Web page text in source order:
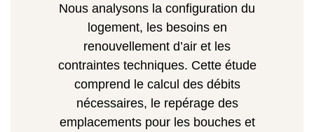
Nous analysons la configuration du
logement, les besoins en
renouvellement d’air et les
contraintes techniques. Cette étude
comprend le calcul des débits
nécessaires, le repérage des
emplacements pour les bouches et